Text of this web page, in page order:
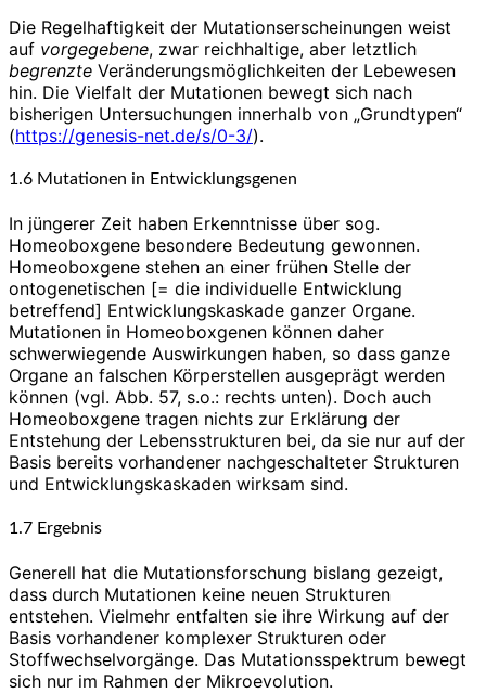
Die Regelhaftigkeit der Mutationserscheinungen weist
auf vorgegebene, zwar reichhaltige, aber letztlich
begrenzte Veränderungsmöglichkeiten der Lebewesen
hin. Die Vielfalt der Mutationen bewegt sich nach
bisherigen Untersuchungen innerhalb von „Grundtypen“
(https://genesis-net.de/s/0-3/).
1.6 Mutationen in Entwicklungsgenen
In jüngerer Zeit haben Erkenntnisse über sog.
Homeoboxgene besondere Bedeutung gewonnen.
Homeoboxgene stehen an einer frühen Stelle der
ontogenetischen [= die individuelle Entwicklung
betreffend] Entwicklungskaskade ganzer Organe.
Mutationen in Homeoboxgenen können daher
schwerwiegende Auswirkungen haben, so dass ganze
Organe an falschen Körperstellen ausgeprägt werden
können (vgl. Abb. 57, s.o.: rechts unten). Doch auch
Homeoboxgene tragen nichts zur Erklärung der
Entstehung der Lebensstrukturen bei, da sie nur auf der
Basis bereits vorhandener nachgeschalteter Strukturen
und Entwicklungskaskaden wirksam sind.
1.7 Ergebnis
Generell hat die Mutationsforschung bislang gezeigt,
dass durch Mutationen keine neuen Strukturen
entstehen. Vielmehr entfalten sie ihre Wirkung auf der
Basis vorhandener komplexer Strukturen oder
Stoffwechselvorgänge. Das Mutationsspektrum bewegt
sich nur im Rahmen der Mikroevolution.